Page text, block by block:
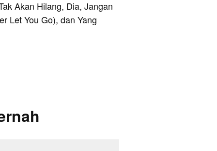
Akan Hilang, Dia, Jangan
Let You Go), dan Yang